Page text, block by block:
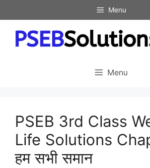
to
content
Menu
Menu
PSEB 3rd Class
Life Solutions
हम सभी समान